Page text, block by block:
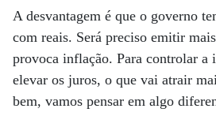
A desvantagem é que o governo
com reais. Será preciso emitir
provoca inflação. Para controlar a
elevar os juros, o que vai atrair
bem, vamos pensar em algo